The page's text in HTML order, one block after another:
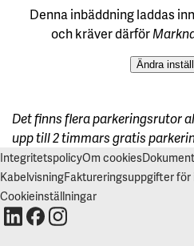
Det finns flera parkeringsrutor
upp till 2 timmars gratis
IntegritetspolicyOm cookies
KabelvisningFaktureringsuppgifter
Cookieinställningar